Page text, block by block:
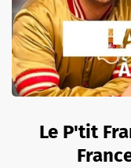
Le P'tit